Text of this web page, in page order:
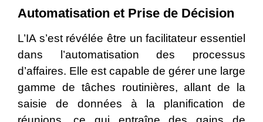
Automatisation et Prise de Décision
L’IA s’est révélée être un facilitateur essentiel
dans l’automatisation des processus
d’affaires. Elle est capable de gérer une large
gamme de tâches routinières, allant de la
saisie de données à la planification de